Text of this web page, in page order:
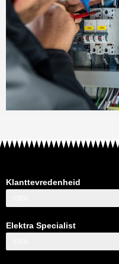
Klanttevredenheid
Elektra Specialist